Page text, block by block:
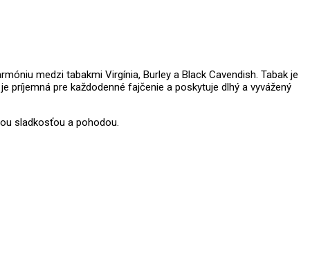
medzi tabakmi Virgínia, Burley a Black Cavendish. Tabak je
príjemná pre každodenné fajčenie a poskytuje dlhý a vyvážený
sladkosťou a pohodou.